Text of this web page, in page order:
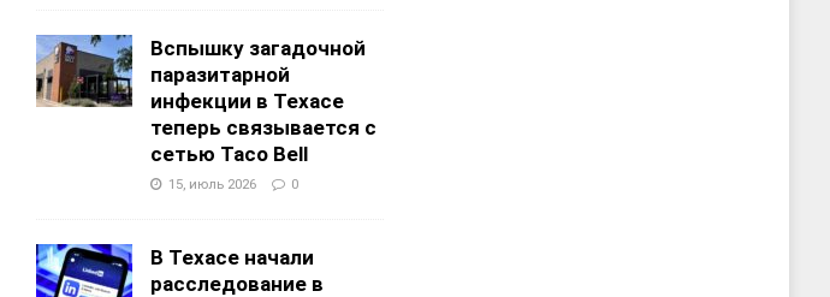
Вспышку загадочной
паразитарной
инфекции в Техасе
теперь связывается с
сетью Taco Bell
15, июль 2026 0
В Техасе начали
расследование в